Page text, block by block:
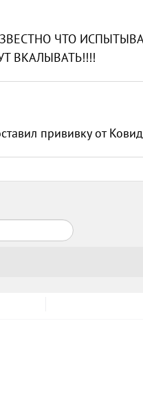
ЧТО
ВКАЛЫВАТЬ!!!!
прививку от